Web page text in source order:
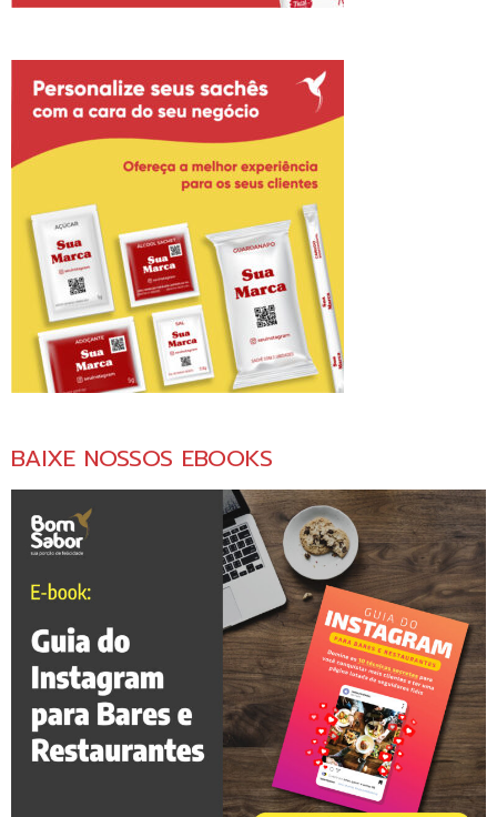
BAIXE NOSSOS EBOOKS